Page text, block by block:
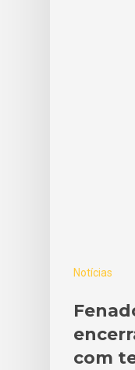
Notícias
com